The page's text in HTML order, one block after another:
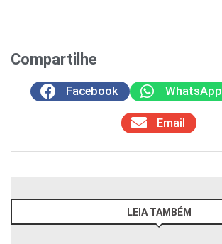
Compartilhe
Facebook WhatsApp
Email
LEIA TAMBÉM